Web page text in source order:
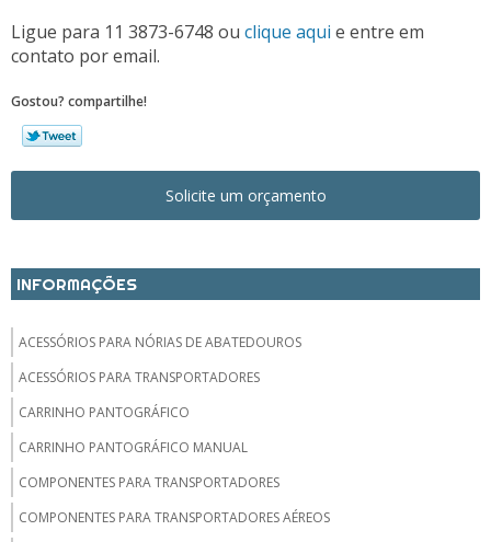
Ligue para 11 3873-6748 ou clique aqui e entre em
contato por email.
Gostou? compartilhe!
Solicite um orçamento
INFORMAÇÕES
ACESSÓRIOS PARA NÓRIAS DE ABATEDOUROS
ACESSÓRIOS PARA TRANSPORTADORES
CARRINHO PANTOGRÁFICO
CARRINHO PANTOGRÁFICO MANUAL
COMPONENTES PARA TRANSPORTADORES
COMPONENTES PARA TRANSPORTADORES AÉREOS